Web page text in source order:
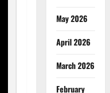
May 2026
April 2026
March 2026
February